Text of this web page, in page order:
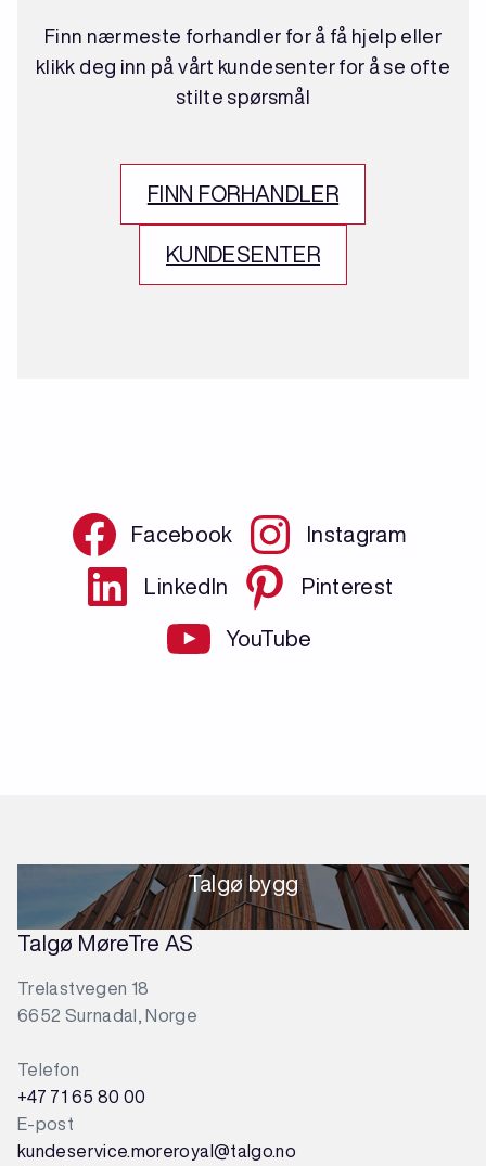
Finn nærmeste forhandler for å få hjelp eller
klikk deg inn på vårt kundesenter for å se ofte
stilte spørsmål
FINN FORHANDLER
KUNDESENTER
Facebook Instagram
LinkedIn Pinterest
YouTube
Talgø bygg
Talgø MøreTre AS
Trelastvegen 18
6652 Surnadal, Norge
Telefon
+47 71 65 80 00
E-post
kundeservice.moreroyal@talgo.no